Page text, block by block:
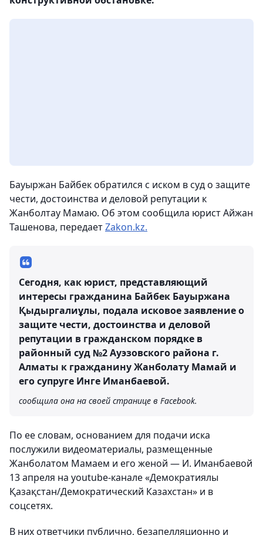
Бауыржан Байбек обратился с иском в суд о защите
чести, достоинства и деловой репутации к
Жанболтау Мамаю. Об этом сообщила юрист Айжан
Ташенова, передаетZakon.kz.
Сегодня, как юрист, представляющий
интересы гражданина Байбек Бауыржана
Қыдыргалиұлы, подала исковое заявление о
защите чести, достоинства и деловой
репутации в гражданском порядке в
районный суд №2 Ауэзовского района г.
Алматы к гражданину Жанболату Мамай и
его супруге Инге Иманбаевой.
сообщила она на своей странице в Facebook.
По ее словам, основанием для подачи иска
послужили видеоматериалы, размещенные
Жанболатом Мамаем и его женой — И. Иманбаевой
13 апреля на youtube-канале «Демократиялы
Қазақстан/Демократический Казахстан» и в
соцсетях.
В них ответчики публично, безапелляционно и